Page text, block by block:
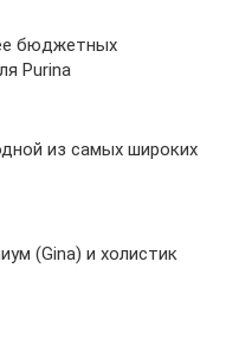
бюджетных
Purina
из самых широких
(Gina) и холистик